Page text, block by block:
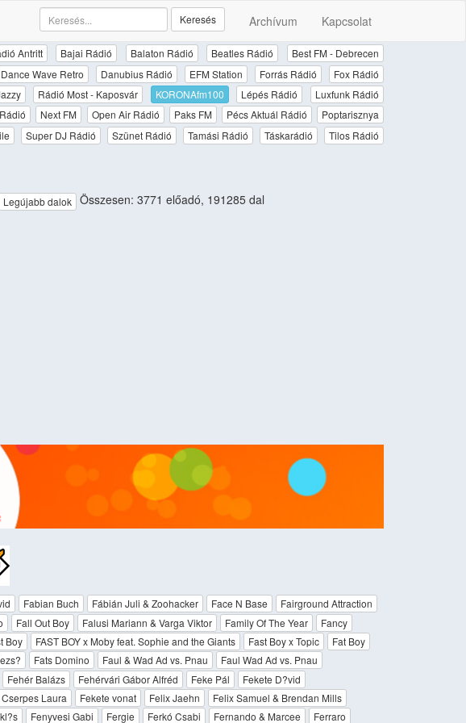
Archívum Kapcsolat
Keresés
Antritt Bajai Rádió Balaton Rádió Beatles Rádió
Best FM - Debrecen
Dance Wave Retro Danubius Rádió EFM Station Forrás Rádió
Fox Rádió
Rádió Most - Kaposvár KORONAfm100 Lépés Rádió
Luxfunk Rádió
Next FM Open Air Rádió Paks FM Pécs Aktuál Rádió
Poptarisznya
Super DJ Rádió Szünet Rádió Tamási Rádió Táskarádió
Tilos Rádió
Legújabb dalok Összesen: 3771 előadó, 191285 dal
Fabian Buch Fábián Juli & Zoohacker Face N Base
Fairground Attraction
Fall Out Boy Falusi Mariann & Varga Viktor Family Of The Year
Fancy
Boy FAST BOY x Moby feat. Sophie and the Giants Fast Boy x Topic
Fat Boy
Fats Domino Faul & Wad Ad vs. Pnau
Faul Wad Ad vs. Pnau
Fehér Balázs Fehérvári Gábor Alfréd Feke Pál
Fekete D?vid
Laura Fekete vonat Felix Jaehn
Felix Samuel & Brendan Mills
Fenyvesi Gabi Fergie Ferkó Csabi Fernando & Marcee Ferraro